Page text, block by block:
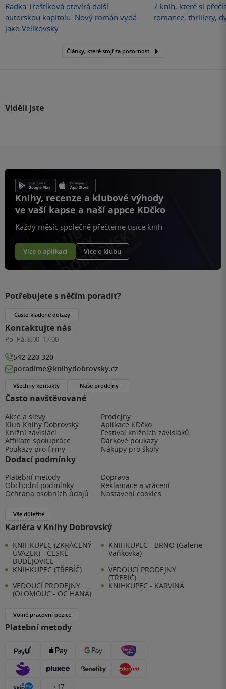
Radka Třeštíková otevírá další
autorskou kapitolu. Nový román vydá
jako Velikovsky
7 knih, které si
romance, thrillery,
Články, které stojí za pozornost
Viděli jste
Knihy, recenze a klubové výhody
ve vaší kapse a naší appce KDčko
Každý měsíc společně přečteme tisíce knih
Více o aplikaci Více o klubu
Často navštěvované
Akce a slevy
Prodejny
Klub Knihy Dobrovský
Aplikace KDčko
Knižní závisláci
Festival knižních závisláků
Affiliate spolupráce
Dárkové poukazy
Poukazy pro firmy
Nákupy pro školy
Dodací podmínky
Platební metody
Doprava
Obchodní podmínky
Reklamace a vrácení
Ochrana osobních údajů
Nastavení cookies
Vše důležité
Kariéra v Knihy Dobrovský
KNIHKUPEC (ZKRÁCENÝ
ÚVAZEK) - ČESKÉ
BUDĚJOVICE
KNIHKUPEC - BRNO (Galerie
Vaňkovka)
KNIHKUPEC (TŘEBÍČ)
VEDOUCÍ PRODEJNY
(TŘEBÍČ)
VEDOUCÍ PRODEJNY
(OLOMOUC - OC HANÁ)
KNIHKUPEC - KARVINÁ
Volné pracovní pozice
Platební metody
+ 17
Potřebujete s něčím poradit?
Často kladené dotazy
Kontaktujte nás
Po–Pá: 8:00–17:00
542 220 320
poradime@knihydobrovsky.cz
Všechny kontakty Naše prodejny